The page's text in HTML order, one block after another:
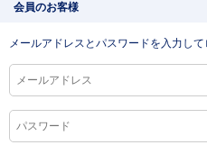
会員のお客様
メールアドレスとパスワードを入力して